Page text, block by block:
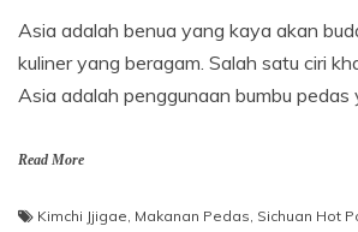
Asia adalah benua yang kaya akan
kuliner yang beragam. Salah satu ciri
Asia adalah penggunaan bumbu pedas
Read More
Kimchi Jjigae, Makanan Pedas, Sichuan Hot